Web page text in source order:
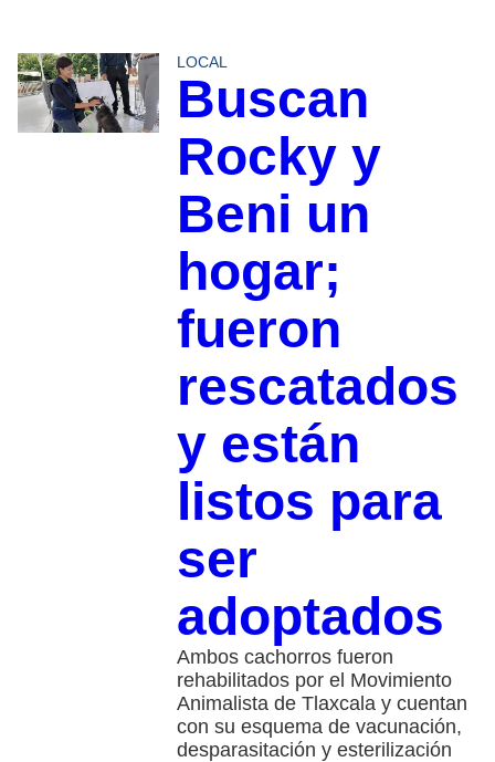
LOCAL
Buscan
Rocky y
Beni un
hogar;
fueron
rescatados
y están
listos para
ser
adoptados
Ambos cachorros fueron
rehabilitados por el Movimiento
Animalista de Tlaxcala y cuentan
con su esquema de vacunación,
desparasitación y esterilización